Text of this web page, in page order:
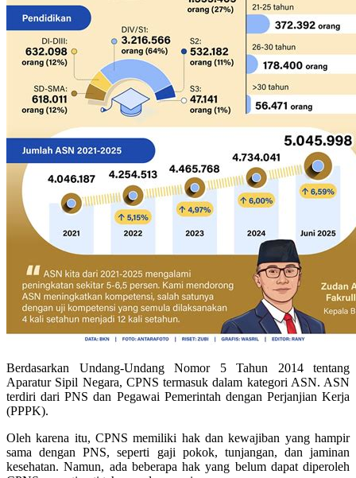
Berdasarkan Undang-Undang Nomor 5 Tahun 2014 tentang
Aparatur Sipil Negara, CPNS termasuk dalam kategori ASN. ASN
terdiri dari PNS dan Pegawai Pemerintah dengan Perjanjian Kerja
(PPPK).
Oleh karena itu, CPNS memiliki hak dan kewajiban yang hampir
sama dengan PNS, seperti gaji pokok, tunjangan, dan jaminan
kesehatan. Namun, ada beberapa hak yang belum dapat diperoleh